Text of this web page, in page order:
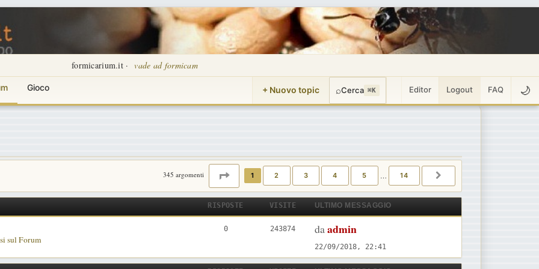
formicarium.it · vade ad formicam
Gioco + Nuovo topic ⌕Cerca ⌘K Editor Logout FAQ 🌙
345 argomenti PAGINA DI14
1 2 3 4 5 … 14
RISPOSTE VISITE ULTIMO MESSAGGIO
sul Forum
0R
s
243874V
s
U
l
t
daadmin
22/09/2018, 22:41